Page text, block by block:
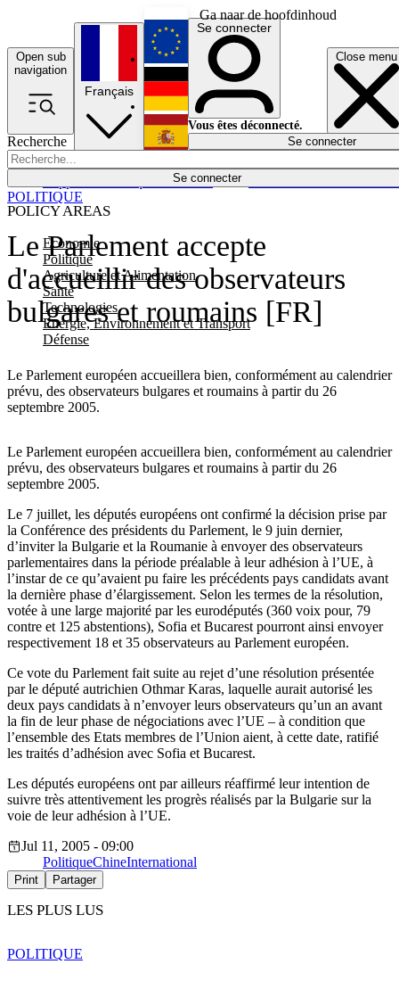
Ga naar de hoofdinhoud
Open sub
navigation
Close menu
Recherche
Se connecter
POLICY AREAS
Economie
Politique
Agriculture et Alimentation
Santé
Technologies
Energie, Environnement et Transport
Défense
Économie
Français
English
Deutsch
Español
Se connecter
Vous êtes déconnecté.
Se connecter
Le Parlement accepte
d'accueillir des observateurs
bulgares et roumains [FR]
Le Parlement européen accueillera bien, conformément au calendrier
prévu, des observateurs bulgares et roumains à partir du 26
septembre 2005.
POLITIQUE
Le Parlement européen accueillera bien, conformément au calendrier
prévu, des observateurs bulgares et roumains à partir du 26
septembre 2005.
Le 7 juillet, les députés européens ont confirmé la décision prise par
la Conférence des présidents du Parlement, le 9 juin dernier,
d’inviter la Bulgarie et la Roumanie à envoyer des observateurs
parlementaires dans la période préalable à leur adhésion à l’UE, à
l’instar de ce qu’avaient pu faire les précédents pays candidats avant
la dernière phase d’élargissement. Selon les termes de la résolution,
votée à une large majorité par les eurodéputés (360 voix pour, 79
contre et 125 abstentions), Sofia et Bucarest pourront ainsi envoyer
respectivement 18 et 35 observateurs au Parlement européen.
Ce vote du Parlement fait suite au rejet d’une résolution présentée
par le député autrichien Othmar Karas, laquelle aurait autorisé les
deux pays candidats à n’envoyer leurs observateurs qu’un an avant
la fin de leur phase de négociations avec l’UE – à condition que
l’ensemble des Etats membres de l’Union aient, à cette date, ratifié
les traités d’adhésion avec Sofia et Bucarest.
Les députés européens ont par ailleurs réaffirmé leur intention de
suivre très attentivement les progrès réalisés par la Bulgarie sur la
voie de leur adhésion à l’UE.
Jul 11, 2005 - 09:00
PolitiqueChineInternational
Print Partager
LES PLUS LUS
POLITIQUE